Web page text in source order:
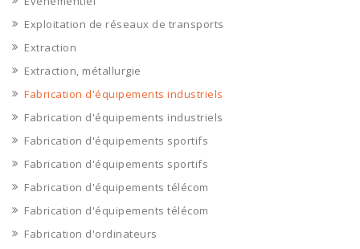
Exploitation de réseaux de transports
Extraction
Extraction, métallurgie
Fabrication d'équipements industriels
Fabrication d'équipements industriels
Fabrication d'équipements sportifs
Fabrication d'équipements sportifs
Fabrication d'équipements télécom
Fabrication d'équipements télécom
Fabrication d'ordinateurs